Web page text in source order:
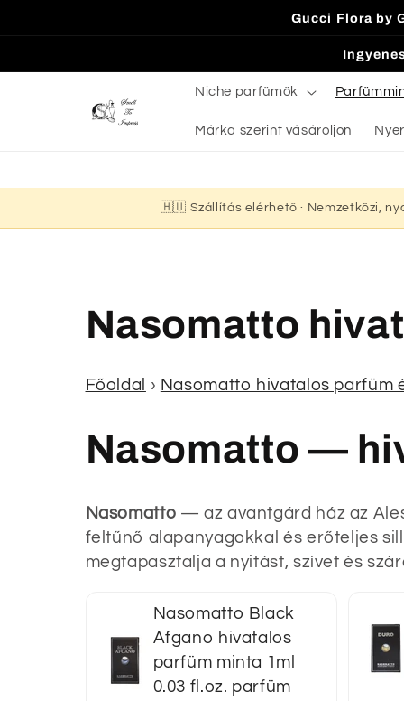
Gucci Flora by
Niche parfümök
Márka szerint vásároljon
🇭🇺 Szállítás elérhető · Nemzetközi,
K
o
l
l
e
k
Nasomatto
Főoldal › Nasomatto hivatalos parfüm
Nasomatto —
Nasomatto — az avantgárd ház az
feltűnő alapanyagokkal és erőteljes
megtapasztalja a nyitást, szívet és
Nasomatto Black
Afgano hivatalos
parfüm minta 1ml
0.03 fl.oz. parfüm